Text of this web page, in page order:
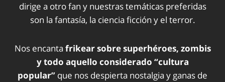
dirige a otro fan y nuestras temáticas preferidas
son la fantasía, la ciencia ficción y el terror.
Nos encanta frikear sobre superhéroes, zombis
y todo aquello considerado “cultura
popular” que nos despierta nostalgia y ganas de